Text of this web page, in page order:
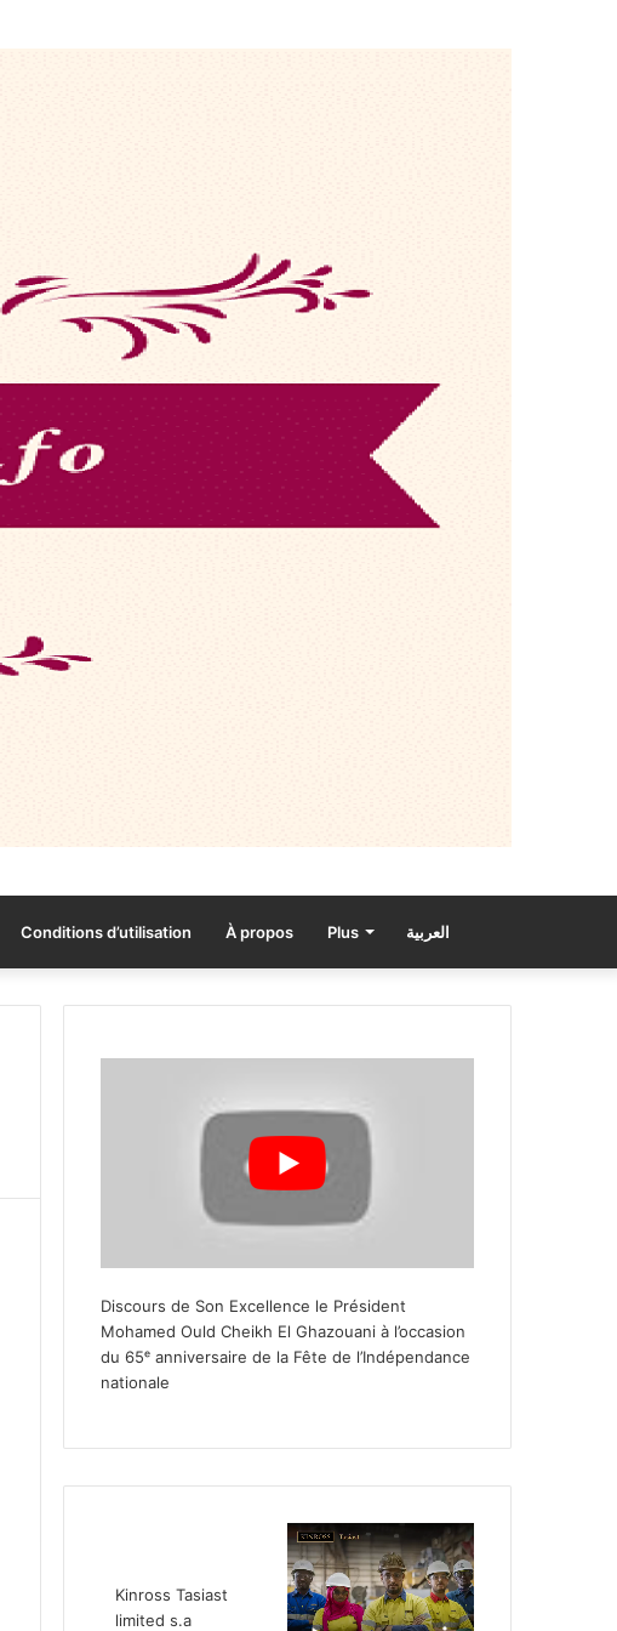
Conditions d’utilisation À propos Plus العربية
Discours de Son Excellence le Président
Mohamed Ould Cheikh El Ghazouani à l’occasion
du 65ᵉ anniversaire de la Fête de l’Indépendance
nationale
Kinross Tasiast
limited s.a